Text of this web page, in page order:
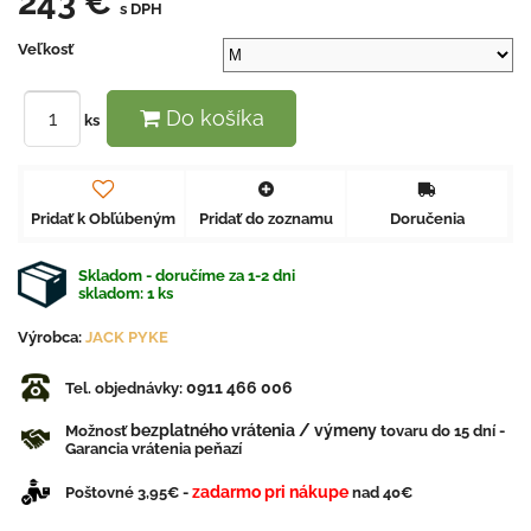
s DPH
Veľkosť
ks Do košíka
Pridať k Obľúbeným Pridať do zoznamu Doručenia
Skladom - doručíme za 1-2 dni
skladom: 1 ks
Výrobca: JACK PYKE
Tel. objednávky: 0911 466 006
Možnosťbezplatného vrátenia / výmeny tovaru do 15 dní -
Garancia vrátenia peňazí
Poštovné 3,95€ - zadarmo pri nákupe nad 40€